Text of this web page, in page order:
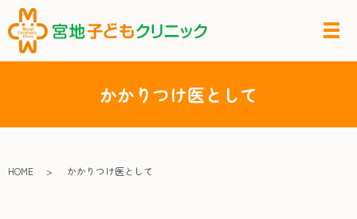
かかりつけ医として
HOME かかりつけ医として